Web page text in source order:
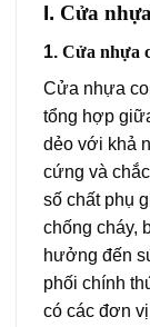
I. Cửa
1. Cửa nhựa
Cửa nhựa
tổng hợp
dẻo với khả
cứng và
số chất phụ
chống cháy,
hưởng đến
phối chính
có các đơn